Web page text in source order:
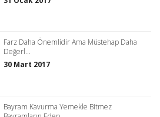
Farz Daha Önemlidir Ama Müstehap Daha
Değerl...
30 Mart 2017
Bayram Kavurma Yemekle Bitmez